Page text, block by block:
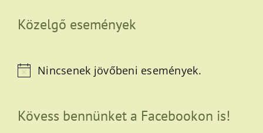
Közelgő események
Notice
Nincsenek jövőbeni események.
Kövess bennünket a Facebookon is!